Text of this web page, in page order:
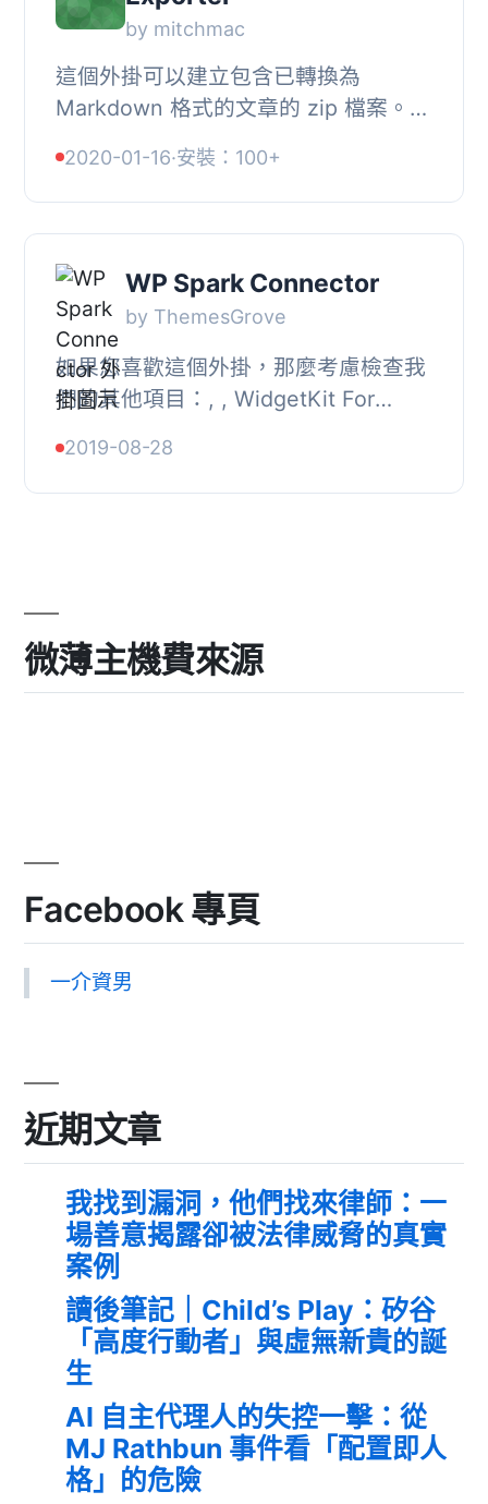
by mitchmac
這個外掛可以建立包含已轉換為
Markdown 格式的文章的 zip 檔案。此
的大量內容匯出。其他的功能包括：, ,
- 將 WordPress...
2020-01-16·安裝：100+
WP Spark Connector
by ThemesGrove
如果您喜歡這個外掛，那麼考慮檢查我
們的其他項目：, , WidgetKit For
Elementor 外掛套件，通過添加更多元
素和佈局增...
2019-08-28
微薄主機費來源
Facebook 專頁
一介資男
近期文章
我找到漏洞，他們找來律師：一
場善意揭露卻被法律威脅的真實
案例
讀後筆記｜Child’s Play：矽谷
「高度行動者」與虛無新貴的誕
生
AI 自主代理人的失控一擊：從
MJ Rathbun 事件看「配置即人
格」的危險